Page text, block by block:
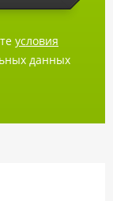
условия
данных